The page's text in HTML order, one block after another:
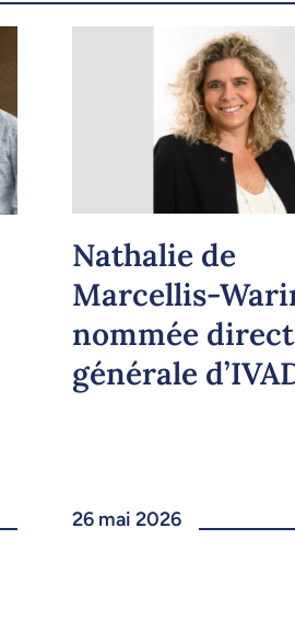
Nathalie de
Marcellis-
nommée
générale
26 mai 2026